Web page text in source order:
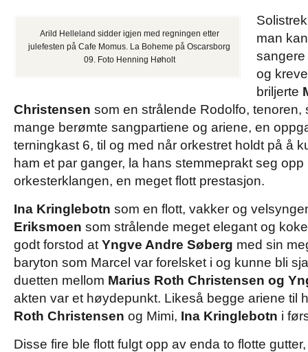
Arild Helleland sidder igjen med regningen etter
julefesten på Cafe Momus. La Boheme på Oscarsborg
09. Foto Henning Høholt
man
og
briljerte
Christensen som en strålende Rodolfo,
mange berømte sangpartiene og ariene, en
terningkast 6, til og med når orkestret holdt på å
ham et par ganger, la hans stemmeprakt seg
orkesterklangen, en meget flott prestasjon.
Ina Kringlebotn som en flott, vakker og
Eriksmoen som strålende meget elegant og
godt forstod at Yngve Andre Søberg med sin
baryton som Marcel var forelsket i og kunne bli
duetten mellom Marius Roth Christensen og
akten var et høydepunkt. Likeså begge ariene til
Roth Christensen og Mimi, Ina Kringlebotn i
Disse fire ble flott fulgt opp av enda to flotte